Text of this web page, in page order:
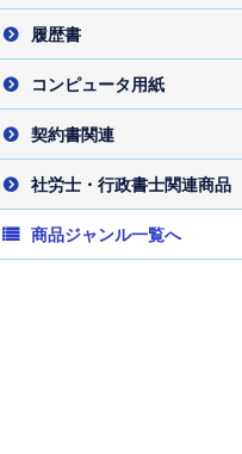
履歴書
コンピュータ用紙
契約書関連
社労士・行政書士関連商品
商品ジャンル一覧へ